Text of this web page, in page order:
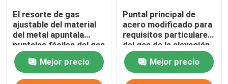
El resorte de gas
ajustable del material
del metal apuntala
puntales fáciles del gas
de la bota del coche de
la instalaciónMejor precio
Puntal principal de
acero modificado para
requisitos particulares
del gas de la elevación
ningún ruido para la
industria
automática/los
Mejor precio